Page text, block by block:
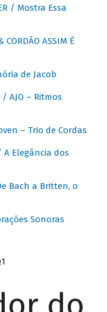
/ Mostra Essa
ASSIM É
de Jacob
/ AJO – Ritmos
– Trio de Cordas
A Elegância dos
Bach a Britten, o
Sonoras